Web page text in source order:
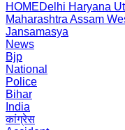
HOMEDelhi Haryana
Maharashtra Assam
Jansamasya
News
Bjp
National
Police
Bihar
India
कांग्रेस